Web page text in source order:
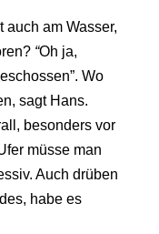
am Wasser,
“Oh ja,
Wo
sagt Hans.
besonders vor
müsse man
Auch drüben
habe es